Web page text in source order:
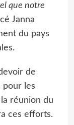
que notre
Janna
du pays
de
pour les
réunion du
ces efforts.